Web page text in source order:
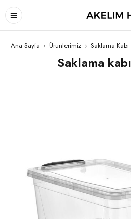
Ana Sayfa › Ürünlerimiz › Saklama
Saklama